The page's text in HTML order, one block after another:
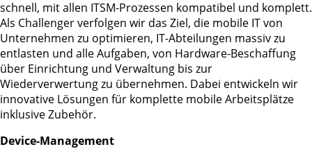
schnell, mit allen ITSM-Prozessen kompatibel und komplett.
Als Challenger verfolgen wir das Ziel, die mobile IT von
Unternehmen zu optimieren, IT-Abteilungen massiv zu
entlasten und alle Aufgaben, von Hardware-Beschaffung
über Einrichtung und Verwaltung bis zur
Wiederverwertung zu übernehmen. Dabei entwickeln wir
innovative Lösungen für komplette mobile Arbeitsplätze
inklusive Zubehör.
Device-Management